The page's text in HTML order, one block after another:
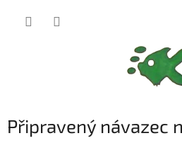
Připravený návazec